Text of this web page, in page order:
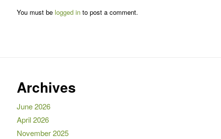
You must be logged into post a comment.
Archives
June 2026
April 2026
November 2025